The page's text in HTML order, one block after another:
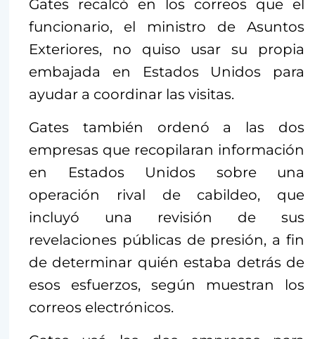
Gates recalcó en los correos que el
funcionario, el ministro de Asuntos
Exteriores, no quiso usar su propia
embajada en Estados Unidos para
ayudar a coordinar las visitas.
Gates también ordenó a las dos
empresas que recopilaran información
en Estados Unidos sobre una
operación rival de cabildeo, que
incluyó una revisión de sus
revelaciones públicas de presión, a fin
de determinar quién estaba detrás de
esos esfuerzos, según muestran los
correos electrónicos.